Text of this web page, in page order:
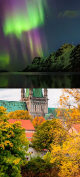
Polarlichter